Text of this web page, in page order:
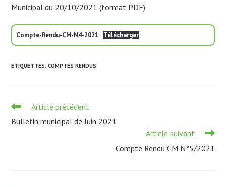
Municipal du 20/10/2021 (format PDF).
Compte-Rendu-CM-N4-2021 Télécharger
ÉTIQUETTES:COMPTES RENDUS
Read
articles
Article précédent
Bulletin municipal de Juin 2021
Article suivant
Compte Rendu CM N°5/2021